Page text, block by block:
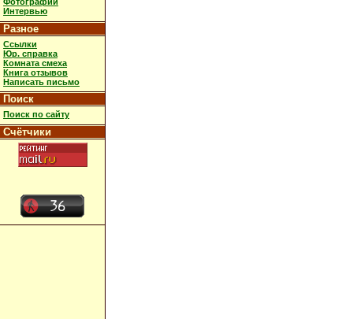
Интервью
Разное
Ссылки
Юр. справка
Комната смеха
Книга отзывов
Написать письмо
Поиск
Поиск по сайту
Счётчики